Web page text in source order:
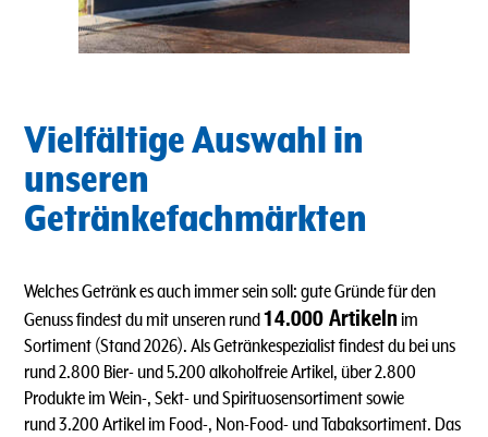
Vielfältige Auswahl in
unseren
Getränkefachmärkten
Welches Getränk es auch immer sein soll: gute Gründe für den
Genuss findest du mit unseren rund14.000 Artikeln im
Sortiment (Stand 2026). Als Getränkespezialist findest du bei uns
rund 2.800 Bier- und 5.200 alkoholfreie Artikel, über 2.800
Produkte im Wein-, Sekt- und Spirituosensortiment sowie
rund 3.200 Artikel im Food-, Non-Food- und Tabaksortiment. Das